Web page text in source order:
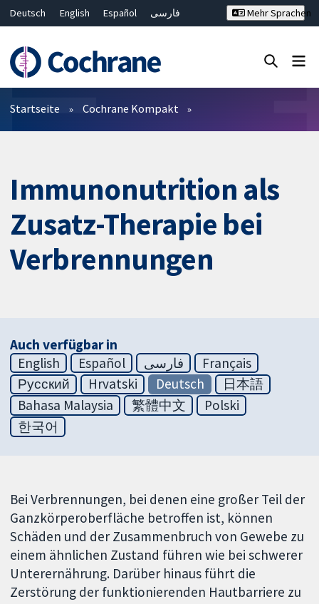
Deutsch English Español
فارسی
Bahasa Malaysia
ไทย
繁體中文
简体中文
Mehr Sprachen
Filter
Startseite Cochrane Kompakt
Immunonutrition als
Zusatz-Therapie bei
Verbrennungen
Auch verfügbar in
English
Español فارسی
Français
Русский
Hrvatski Deutsch
日本語
Bahasa Malaysia
繁體中文
Polski
한국어
Bei Verbrennungen, bei denen eine großer Teil der
Ganzkörperoberfläche betroffen ist, können
Schäden und der Zusammenbruch von Gewebe zu
einem ähnlichen Zustand führen wie bei schwerer
Unterernährung. Darüber hinaus führt die
Zerstörung der funktionierenden Hautbarriere zu